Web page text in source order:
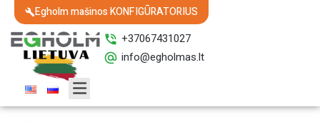
Egholm mašinos KONFIGŪRATORIUS
+37067431027
info@egholmas.lt